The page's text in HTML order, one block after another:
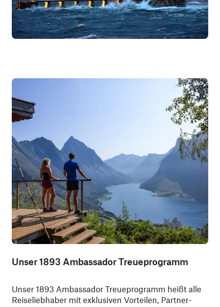
Unser 1893 Ambassador Treueprogramm
Unser 1893 Ambassador Treueprogramm heißt alle
Reiseliebhaber mit exklusiven Vorteilen, Partner-